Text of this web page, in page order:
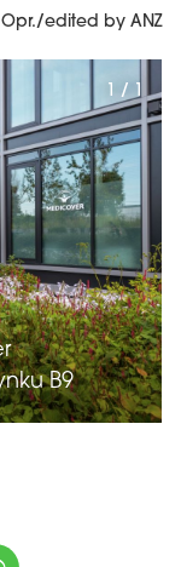
Opr./edited by ANZ
B9
1 / 1